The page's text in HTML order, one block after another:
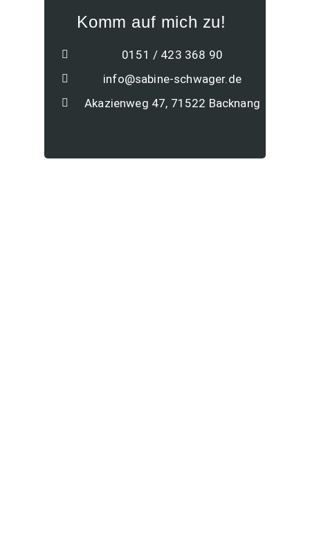
Komm auf mich zu!
0151 / 423 368 90
info@sabine-schwager.de
Akazienweg 47, 71522 Backnang